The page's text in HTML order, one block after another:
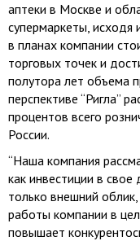
аптеки в Москве и
супермаркеты, исходя
в планах компании
торговых точек и
полутора лет объема
перспективе “Ригла”
процентов всего
России.
“Наша компания
как инвестиции в
только внешний
работы компании в
повышает